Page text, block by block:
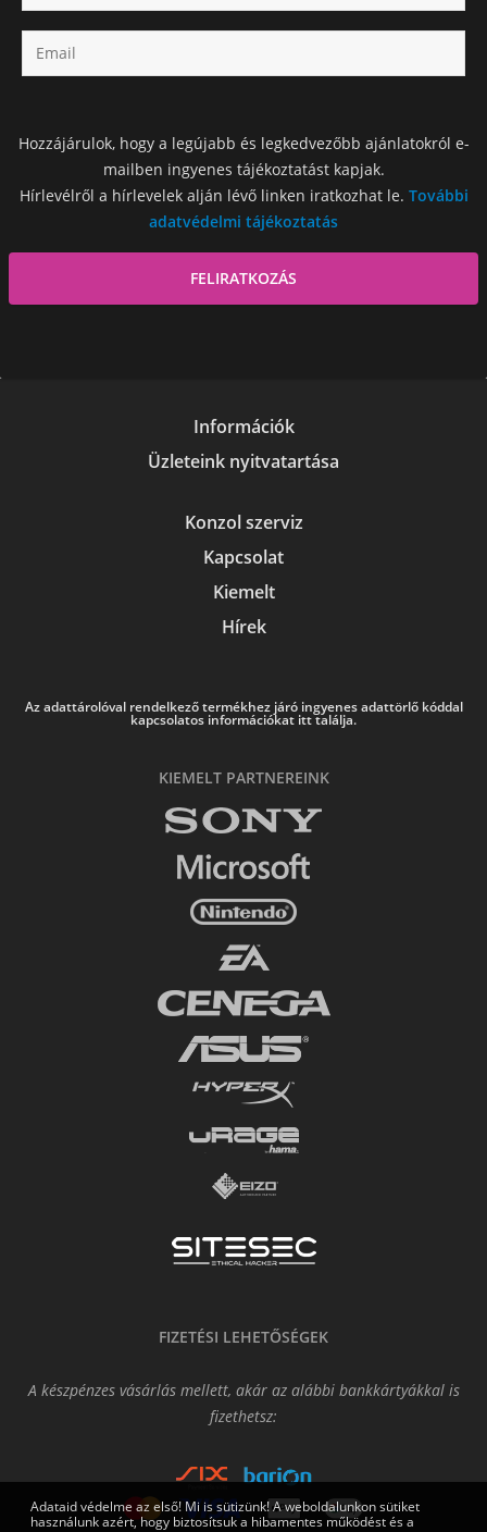
Hozzájárulok, hogy a legújabb és legkedvezőbb ajánlatokról e-
mailben ingyenes tájékoztatást kapjak.
Hírlevélről a hírlevelek alján lévő linken iratkozhat le. További
adatvédelmi tájékoztatás
Információk
Üzleteink nyitvatartása
Konzol szerviz
Kapcsolat
Kiemelt
Hírek
Az adattárolóval rendelkező termékhez járó ingyenes adattörlő kóddal
kapcsolatos információkat itt találja.
KIEMELT PARTNEREINK
FIZETÉSI LEHETŐSÉGEK
A készpénzes vásárlás mellett, akár az alábbi bankkártyákkal is
fizethetsz:
Adataid védelme az első! Mi is sütizünk! A weboldalunkon sütiket
használunk azért, hogy biztosítsuk a hibamentes működést és a